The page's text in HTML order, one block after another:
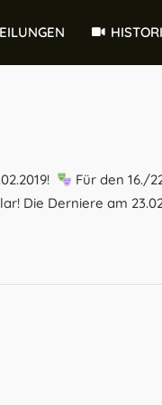
Für den 16./
Die Derniere am